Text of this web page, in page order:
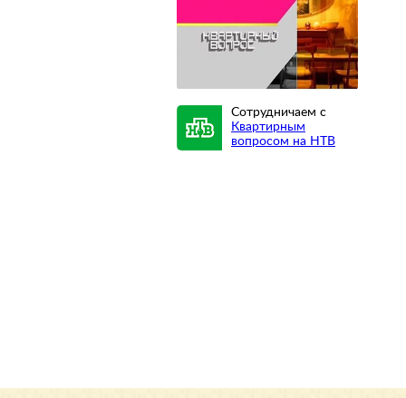
Сотрудничаем с
Квартирным
вопросом на НТВ